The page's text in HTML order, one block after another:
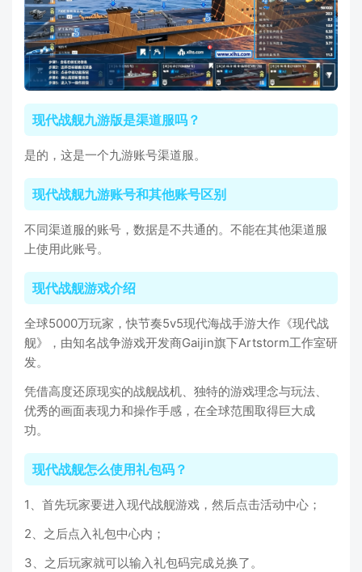
现代战舰九游版是渠道服吗？
是的，这是一个九游账号渠道服。
现代战舰九游账号和其他账号区别
不同渠道服的账号，数据是不共通的。不能在其他渠道服
上使用此账号。
现代战舰游戏介绍
全球5000万玩家，快节奏5v5现代海战手游大作《现代战
舰》，由知名战争游戏开发商Gaijin旗下Artstorm工作室研
发。
凭借高度还原现实的战舰战机、独特的游戏理念与玩法、
优秀的画面表现力和操作手感，在全球范围取得巨大成
功。
现代战舰怎么使用礼包码？
1、首先玩家要进入现代战舰游戏，然后点击活动中心；
2、之后点入礼包中心内；
3、之后玩家就可以输入礼包码完成兑换了。